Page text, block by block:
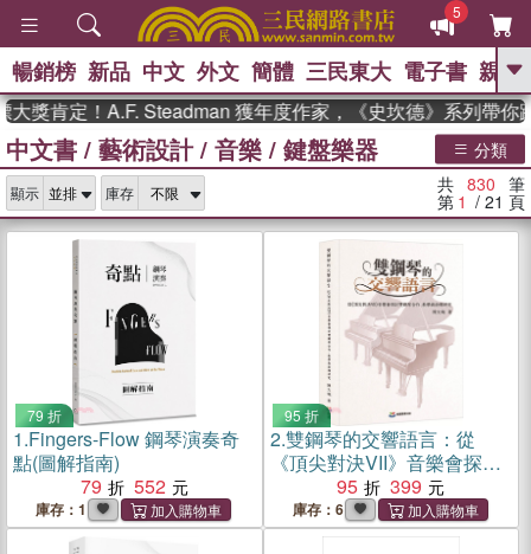
5
GO
熱搜： 東野圭吾 、 The Odyssey 、
父親節 、 如果歷史是一群喵 、 暑期
國際布克獎 臺灣漫遊錄 、 方
念華 、 台灣的李登輝時代 、 數學女
孩：黎曼猜想 、 偉大的迷走神經
暢銷榜 新品 中文 外文 簡體 三民東大 電子書 親子
！A.F. Steadman 獲年度作家，《史坎德》系列帶你踏上熱
中文書 / 藝術設計/ 音樂 / 鍵盤樂器 分類
顯示 庫存 共 830 筆
第 1 / 21 頁
79 折
1.Fingers-Flow 鋼琴演奏奇
點(圖解指南)
79
552
庫存：1
95 折
2.雙鋼琴的交響語言：從
《頂尖對決VII》音樂會探討
雙鋼琴合作、教學與詮釋研
95 399
庫存：6